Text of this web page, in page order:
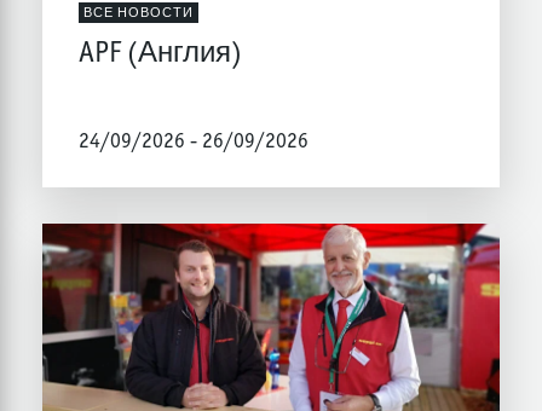
ВСЕ НОВОСТИ
APF (Англия)
24/09/2026 - 26/09/2026